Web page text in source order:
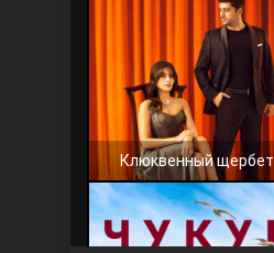
Клюквенный щербет